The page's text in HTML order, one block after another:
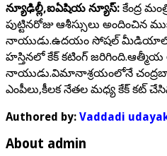
న్యూఢిల్లీ,ఐఏషియ న్యూస్: కేంద్ర
పుట్టినరోజు ఆశీస్సులు అందించిన
నాయుడు.ఉదయం సోషల్ మీడియాలో
హస్తినలో కేక్ కటింగ్ జరిగింది.ఆత్మీయ
నాయుడు.విమానాశ్రయంలోనే
ఎంపీలు,కీలక నేతల మధ్య కేక్ కట్
Authored by: Vaddadi
About admin